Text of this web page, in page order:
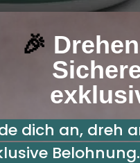
🎉
dich an, dreh